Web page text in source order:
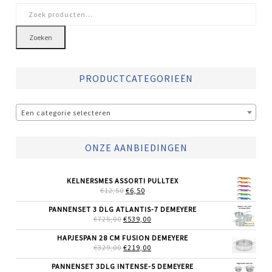
naar:
Zoeken
PRODUCTCATEGORIEËN
Een categorie selecteren
ONZE AANBIEDINGEN
KELNERSMES ASSORTI PULLTEX
€12,50 OORSPRONKELIJKE
WAS:
€12,50.
€6,50HUIDIGE
IS:
€6,50.
PANNENSET 3 DLG ATLANTIS-7 DEMEYERE
€725,00 OORSPRONKELIJKE
WAS:
€725,00.
€539,00
IS:
HAPJESPAN 28 CM FUSION DEMEYERE
€329,00 OORSPRONKELIJKE
WAS:
€219,00
IS:
PANNENSET 3DLG INTENSE-5 DEMEYERE